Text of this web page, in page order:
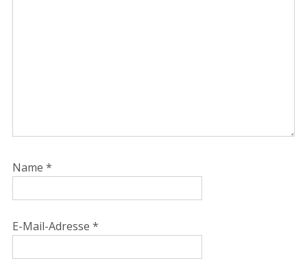
Name *
E-Mail-Adresse *